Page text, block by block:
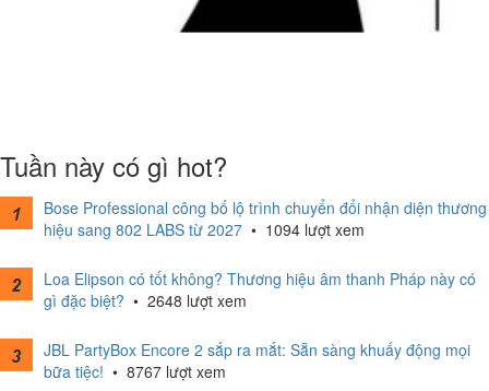
Tuần này có gì hot?
Bose Professional công bố lộ trình chuyển đổi nhận diện thương
hiệu sang 802 LABS từ 2027 • 1094 lượt xem
Loa Elipson có tốt không? Thương hiệu âm thanh Pháp này có
gì đặc biệt? • 2648 lượt xem
JBL PartyBox Encore 2 sắp ra mắt: Sẵn sàng khuấy động mọi
bữa tiệc! • 8767 lượt xem